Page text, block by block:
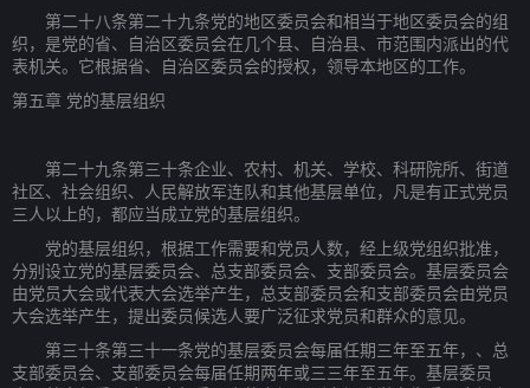
第二十八条第二十九条党的地区委员会和相当于地区委员会的组
织，是党的省、自治区委员会在几个县、自治县、市范围内派出的代
表机关。它根据省、自治区委员会的授权，领导本地区的工作。
第五章 党的基层组织
第二十九条第三十条企业、农村、机关、学校、科研院所、街道
社区、社会组织、人民解放军连队和其他基层单位，凡是有正式党员
三人以上的，都应当成立党的基层组织。
党的基层组织，根据工作需要和党员人数，经上级党组织批准，
分别设立党的基层委员会、总支部委员会、支部委员会。基层委员会
由党员大会或代表大会选举产生，总支部委员会和支部委员会由党员
大会选举产生，提出委员候选人要广泛征求党员和群众的意见。
第三十条第三十一条党的基层委员会每届任期三年至五年，、总
支部委员会、支部委员会每届任期两年或三三年至五年。基层委员